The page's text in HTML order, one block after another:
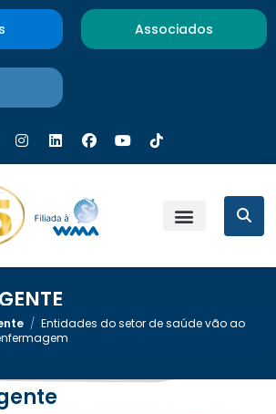
Associados
/ Entidades do setor de saúde vão ao